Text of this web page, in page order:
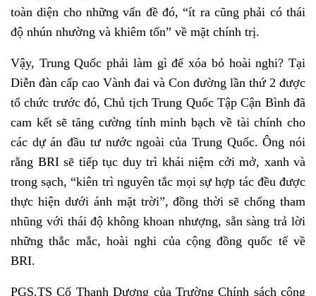
toàn diện cho những vấn đề đó, “ít ra cũng phải có thái
độ nhún nhường và khiêm tốn” về mặt chính trị.
Vậy, Trung Quốc phải làm gì để xóa bỏ hoài nghi? Tại
Diễn đàn cấp cao Vành đai và Con đường lần thứ 2 được
tổ chức trước đó, Chủ tịch Trung Quốc Tập Cận Bình đã
cam kết sẽ tăng cường tính minh bạch về tài chính cho
các dự án đầu tư nước ngoài của Trung Quốc. Ông nói
rằng BRI sẽ tiếp tục duy trì khái niệm cởi mở, xanh và
trong sạch, “kiên trì nguyên tắc mọi sự hợp tác đều được
thực hiện dưới ánh mặt trời”, đồng thời sẽ chống tham
nhũng với thái độ không khoan nhượng, sẵn sàng trả lời
những thắc mắc, hoài nghi của cộng đồng quốc tế về
BRI.
PGS.TS Cố Thanh Dương của Trường Chính sách công